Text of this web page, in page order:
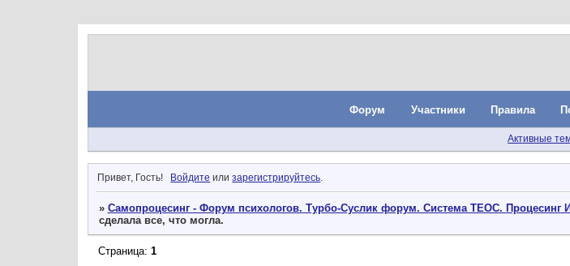
Форум Участники Правила
Активные
Привет, Гость! Войдите илизарегистрируйтесь
» Самопроцесинг - Форум психологов. Турбо-Суслик форум. Система ТЕОС. Процесинг
сделала все, что могла.
Страница: 1